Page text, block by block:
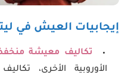
إيجابيات العيش في
تكاليف معيشة
الأوروبية الأخرى،